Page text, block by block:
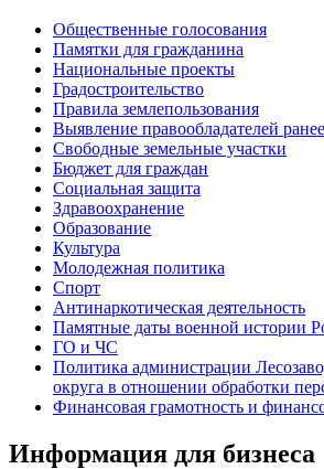
Общественные голосования
Памятки для гражданина
Национальные проекты
Градостроительство
Правила землепользования
Выявление правообладателей
Свободные земельные участки
Бюджет для граждан
Социальная защита
Здравоохранение
Образование
Культура
Молодежная политика
Спорт
Антинаркотическая деятельность
Памятные даты военной истории
ГО и ЧС
Политика администрации
округа в отношении обработки
Финансовая грамотность и
Информация для бизнеса